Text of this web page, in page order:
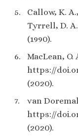
​Callow, K.
Tyrrell, D.
(1990).
​MacLean,
https://
(2020).
​van
https://
(2020).